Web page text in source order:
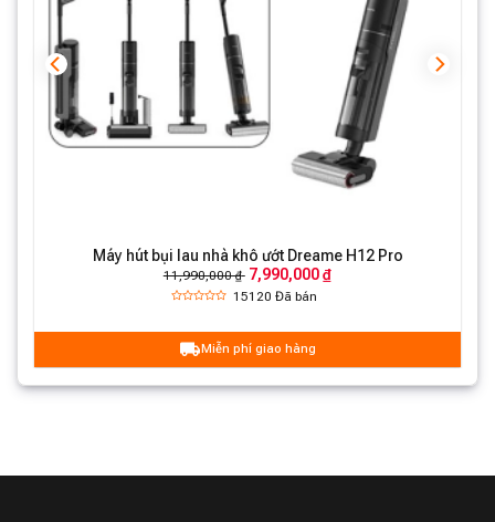
Máy hút bụi lau nhà khô ướt Dreame H12 Pro
11,990,000 ₫ 7,990,000 ₫
15120Đã bán
Miễn phí giao hàng